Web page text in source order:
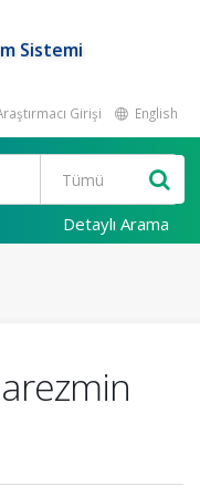
Sistemi
Girişi English
Detaylı Arama